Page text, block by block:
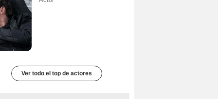
Ver todo el top de actores